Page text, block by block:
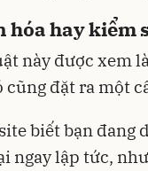
hóa hay kiểm
này được xem
cũng đặt ra một
biết bạn đang
ngay lập tức,